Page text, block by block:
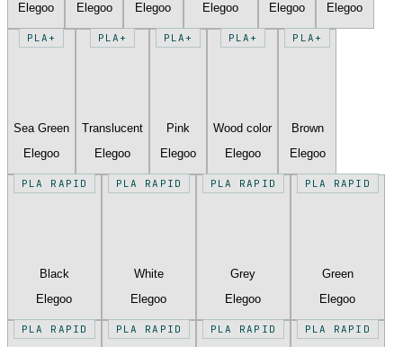
Elegoo
Elegoo
Elegoo
Elegoo
Elegoo
Elegoo
PLA+
Sea Green
Elegoo
PLA+
Translucent
Elegoo
PLA+
Pink
Elegoo
PLA+
Wood color
Elegoo
PLA+
Brown
Elegoo
PLA RAPID
Black
Elegoo
PLA RAPID
White
Elegoo
PLA RAPID
Grey
Elegoo
PLA RAPID
Green
Elegoo
PLA RAPID PLA RAPID PLA RAPID PLA RAPID